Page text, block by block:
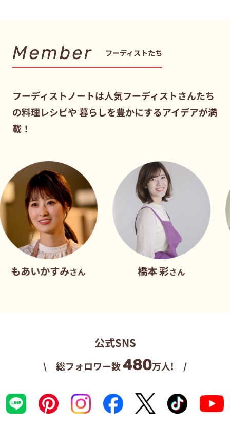
Member フーディストたち
フーディストノートは人気フーディストさんたち
の料理レシピや暮らしを豊かにするアイデアが満
載！
すみさん さん
公式SNS
\ 総フォロワー数480万人! /